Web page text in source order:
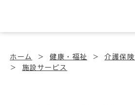
ホーム 健康・福祉
介護保
施設サービス